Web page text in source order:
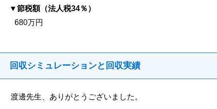
節税額（法人税34％）
680万円
回収シミュレーションと回収実績
渡邊先生、ありがとうございました。